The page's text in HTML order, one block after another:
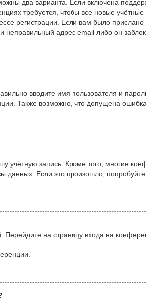
два варианта. Если включена
требуется, чтобы все новые
регистрации. Если вам было
неправильный адрес email либо он
вводите имя пользователя и
Также возможно, что допущена
учётную запись. Кроме того, многие
Если это произошло, попробуйте
Перейдите на страницу входа на